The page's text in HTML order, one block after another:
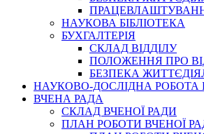
НАУКОВА БІБЛІОТЕКА
БУХГАЛТЕРІЯ
СКЛАД ВІДДІЛУ
ПОЛОЖЕННЯ ПРО
БЕЗПЕКА
НАУКОВО-ДОСЛІДНА РОБОТА
ВЧЕНА РАДА
СКЛАД ВЧЕНОЇ РАДИ
ПЛАН РОБОТИ ВЧЕНОЇ